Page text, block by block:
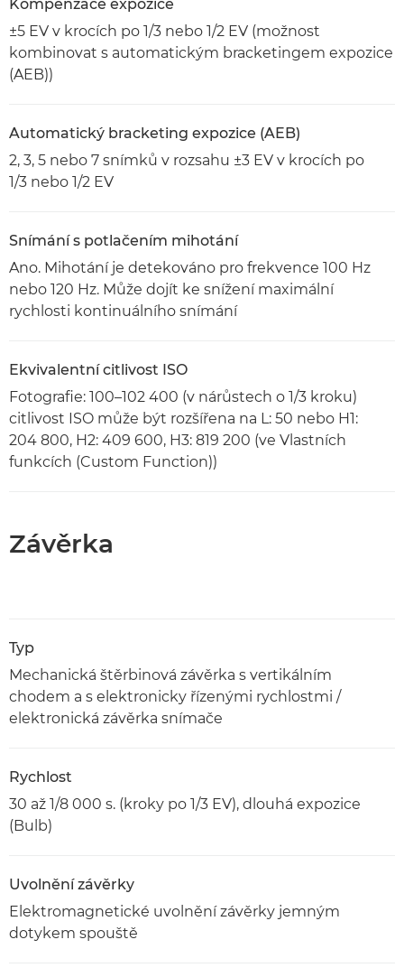
Kompenzace expozice
±5 EV v krocích po 1/3 nebo 1/2 EV (možnost
kombinovat s automatickým bracketingem expozice
(AEB))
Automatický bracketing expozice (AEB)
2, 3, 5 nebo 7 snímků v rozsahu ±3 EV v krocích po
1/3 nebo 1/2 EV
Snímání s potlačením mihotání
Ano. Mihotání je detekováno pro frekvence 100 Hz
nebo 120 Hz. Může dojít ke snížení maximální
rychlosti kontinuálního snímání
Ekvivalentní citlivost ISO
Fotografie: 100–102 400 (v nárůstech o 1/3 kroku)
citlivost ISO může být rozšířena na L: 50 nebo H1:
204 800, H2: 409 600, H3: 819 200 (ve Vlastních
funkcích (Custom Function))
Závěrka
Typ
Mechanická štěrbinová závěrka s vertikálním
chodem a s elektronicky řízenými rychlostmi /
elektronická závěrka snímače
Rychlost
30 až 1/8 000 s. (kroky po 1/3 EV), dlouhá expozice
(Bulb)
Uvolnění závěrky
Elektromagnetické uvolnění závěrky jemným
dotykem spouště